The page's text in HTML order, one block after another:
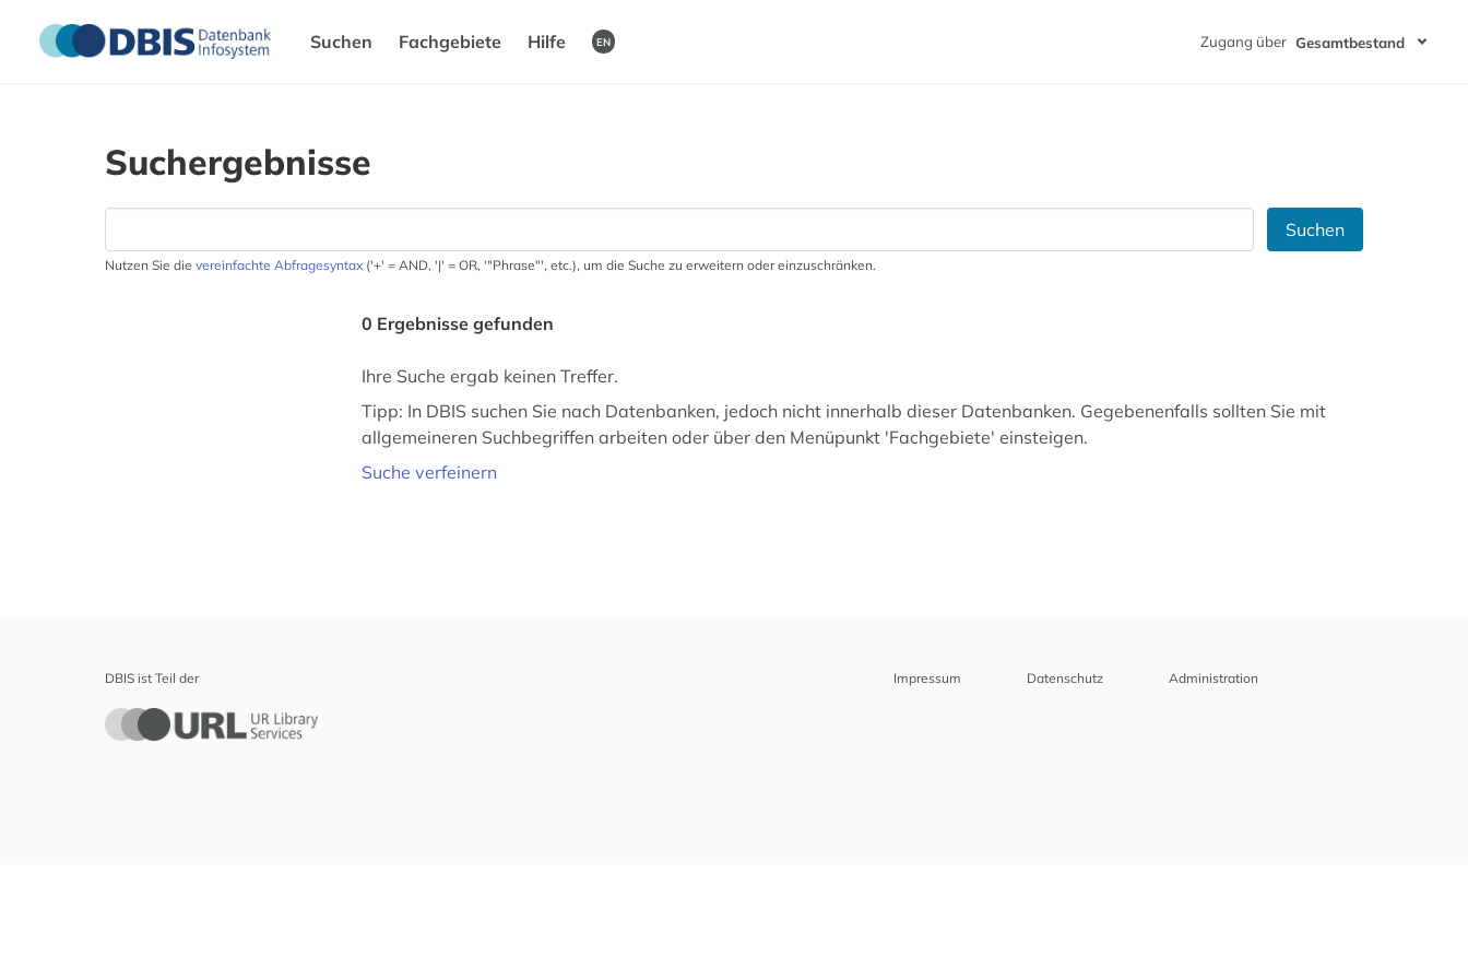
Suchen Fachgebiete Hilfe EN Zugang über Gesamtbestand
Suchergebnisse
Suchen
Nutzen Sie die vereinfachte Abfragesyntax ('+' = AND, '|' = OR, '"Phrase"', etc.), um die Suche zu erweitern oder einzuschränken.
0 Ergebnisse gefunden
Ihre Suche ergab keinen Treffer.
Tipp: In DBIS suchen Sie nach Datenbanken, jedoch nicht innerhalb dieser Datenbanken. Gegebenenfalls sollten Sie mit
allgemeineren Suchbegriffen arbeiten oder über den Menüpunkt 'Fachgebiete' einsteigen.
Suche verfeinern
DBIS ist Teil der Impressum Datenschutz Administration